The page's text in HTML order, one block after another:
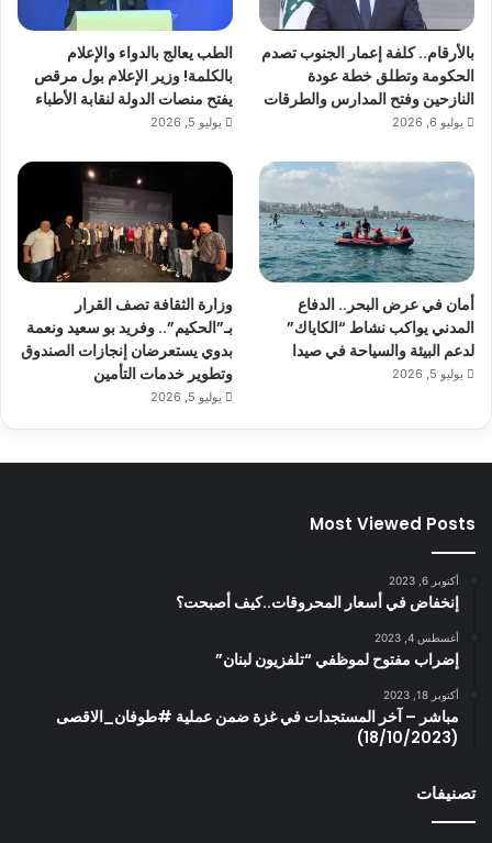
بالأرقام.. كلفة إعمار الجنوب تصدم
الحكومة وتطلق خطة عودة
النازحين وفتح المدارس والطرقات
يوليو 6, 2026
الطب يعالج بالدواء والإعلام
بالكلمة! وزير الإعلام بول مرقص
يفتح منصات الدولة لنقابة الأطباء
يوليو 5, 2026
أمان في عرض البحر.. الدفاع
المدني يواكب نشاط “الكاياك”
لدعم البيئة والسياحة في صيدا
يوليو 5, 2026
وزارة الثقافة تصف القرار
بـ”الحكيم”.. وفريد بو سعيد ونعمة
بدوي يستعرضان إنجازات الصندوق
وتطوير خدمات التأمين
يوليو 5, 2026
Most Viewed Posts
أكتوبر 6, 2023
إنخفاض في أسعار المحروقات..كيف أصبحت؟
أغسطس 4, 2023
إضراب مفتوح لموظفي “تلفزيون لبنان”
أكتوبر 18, 2023
مباشر – آخر المستجدات في غزة ضمن عملية #طوفان_الاقصى
(18/10/2023)
تصنيفات